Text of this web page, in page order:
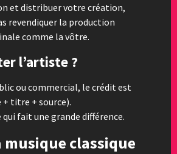
et distribuer votre création,
revendiquer la production
comme la vôtre.
l’artiste ?
ou commercial, le crédit est
titre + source).
fait une grande différence.
musique classique